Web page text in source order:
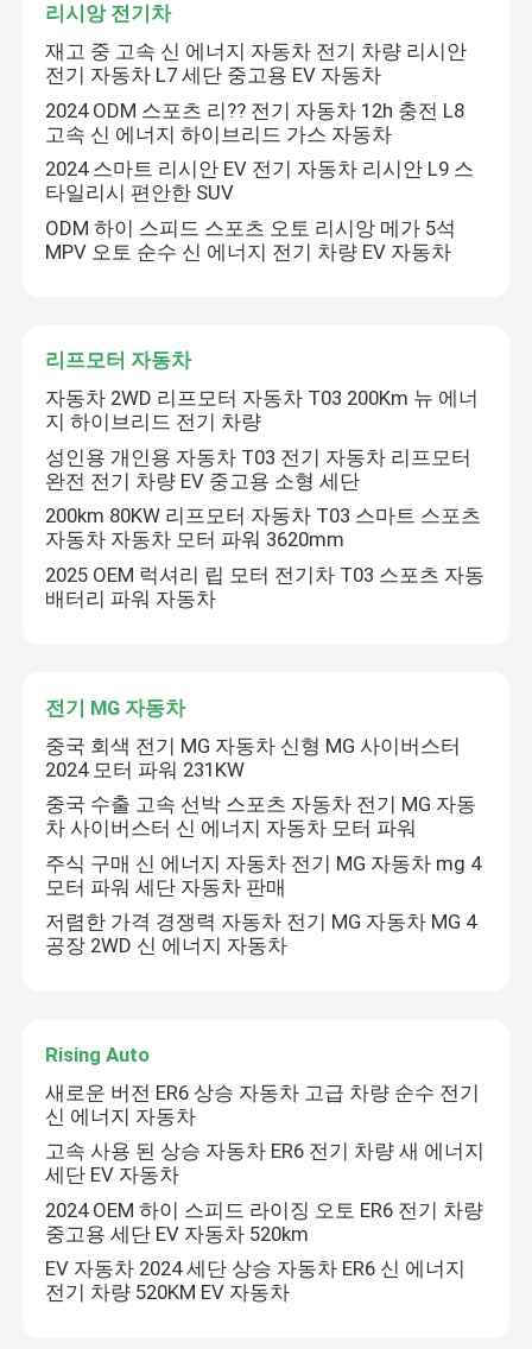
리시앙 전기차
재고 중 고속 신 에너지 자동차 전기 차량 리시안
전기 자동차 L7 세단 중고용 EV 자동차
2024 ODM 스포츠 리?? 전기 자동차 12h 충전 L8
고속 신 에너지 하이브리드 가스 자동차
2024 스마트 리시안 EV 전기 자동차 리시안 L9 스
타일리시 편안한 SUV
ODM 하이 스피드 스포츠 오토 리시앙 메가 5석
MPV 오토 순수 신 에너지 전기 차량 EV 자동차
리프모터 자동차
자동차 2WD 리프모터 자동차 T03 200Km 뉴 에너
지 하이브리드 전기 차량
성인용 개인용 자동차 T03 전기 자동차 리프모터
완전 전기 차량 EV 중고용 소형 세단
200km 80KW 리프모터 자동차 T03 스마트 스포츠
자동차 자동차 모터 파워 3620mm
2025 OEM 럭셔리 립 모터 전기차 T03 스포츠 자동
배터리 파워 자동차
전기 MG 자동차
중국 회색 전기 MG 자동차 신형 MG 사이버스터
2024 모터 파워 231KW
중국 수출 고속 선박 스포츠 자동차 전기 MG 자동
차 사이버스터 신 에너지 자동차 모터 파워
주식 구매 신 에너지 자동차 전기 MG 자동차 mg 4
모터 파워 세단 자동차 판매
저렴한 가격 경쟁력 자동차 전기 MG 자동차 MG 4
공장 2WD 신 에너지 자동차
Rising Auto
새로운 버전 ER6 상승 자동차 고급 차량 순수 전기
신 에너지 자동차
고속 사용 된 상승 자동차 ER6 전기 차량 새 에너지
세단 EV 자동차
2024 OEM 하이 스피드 라이징 오토 ER6 전기 차량
중고용 세단 EV 자동차 520km
EV 자동차 2024 세단 상승 자동차 ER6 신 에너지
전기 차량 520KM EV 자동차